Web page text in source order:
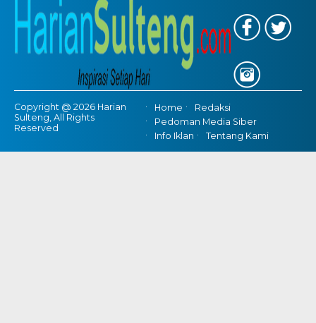
Copyright @ 2026 Harian
Sulteng, All Rights
Reserved
Home
Redaksi
Pedoman Media Siber
Info Iklan
Tentang Kami